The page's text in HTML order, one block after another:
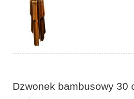
Dzwonek bambusowy 30